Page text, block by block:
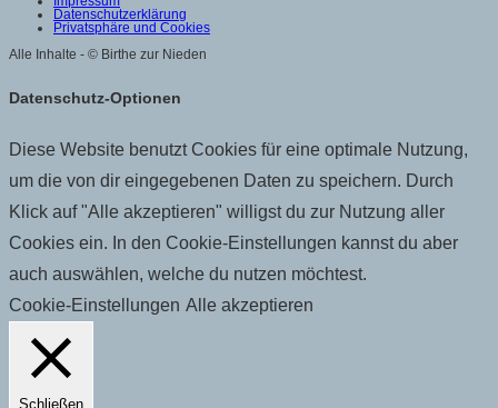
Datenschutzerklärung
Privatsphäre und Cookies
Alle Inhalte - © Birthe zur Nieden
Datenschutz-Optionen
Diese Website benutzt Cookies für eine optimale Nutzung,
um die von dir eingegebenen Daten zu speichern. Durch
Klick auf "Alle akzeptieren" willigst du zur Nutzung aller
Cookies ein. In den Cookie-Einstellungen kannst du aber
auch auswählen, welche du nutzen möchtest.
Cookie-Einstellungen Alle akzeptieren
Schließen